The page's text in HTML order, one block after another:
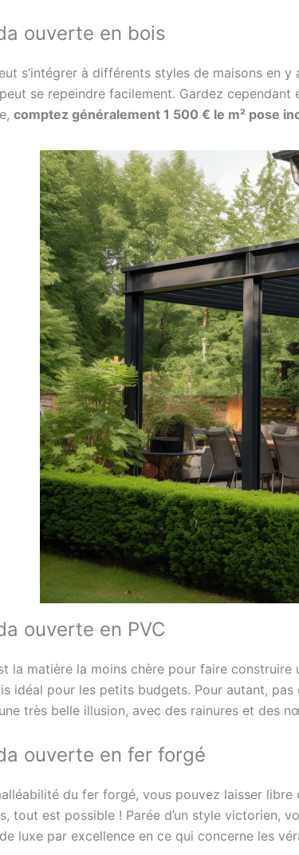
ouverte en bois
s’intégrer à différents styles de maisons en
se repeindre facilement. Gardez
comptez généralement 1 500 € le m² pose
ouverte en PVC
la matière la moins chère pour faire construire
idéal pour les petits budgets. Pour autant,
une très belle illusion, avec des rainures et des
ouverte en fer forgé
du fer forgé, vous pouvez laisser
tout est possible ! Parée d’un style victorien,
luxe par excellence en ce qui concerne les